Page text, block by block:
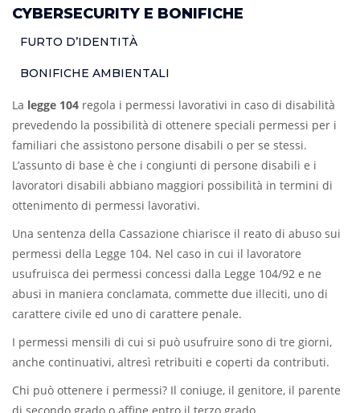
CYBERSECURITY E BONIFICHE
FURTO D’IDENTITÀ
BONIFICHE AMBIENTALI
La legge 104 regola i permessi lavorativi in caso di disabilità
prevedendo la possibilità di ottenere speciali permessi per i
familiari che assistono persone disabili o per se stessi.
L’assunto di base è che i congiunti di persone disabili e i
lavoratori disabili abbiano maggiori possibilità in termini di
ottenimento di permessi lavorativi.
Una sentenza della Cassazione chiarisce il reato di abuso sui
permessi della Legge 104. Nel caso in cui il lavoratore
usufruisca dei permessi concessi dalla Legge 104/92 e ne
abusi in maniera conclamata, commette due illeciti, uno di
carattere civile ed uno di carattere penale.
I permessi mensili di cui si può usufruire sono di tre giorni,
anche continuativi, altresì retribuiti e coperti da contributi.
Chi può ottenere i permessi? Il coniuge, il genitore, il parente